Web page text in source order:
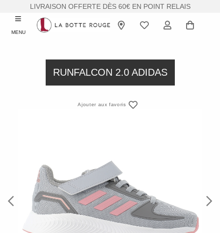
LIVRAISON OFFERTE DÈS 60€ EN POINT RELAIS
MENU
RUNFALCON 2.0 ADIDAS
Ajouter aux favoris
Previous